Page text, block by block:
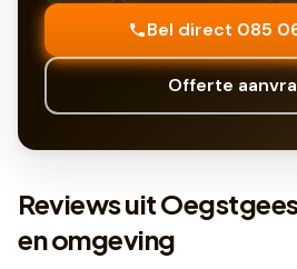
Bel direct 085
Offerte
Reviews uit
en omgeving